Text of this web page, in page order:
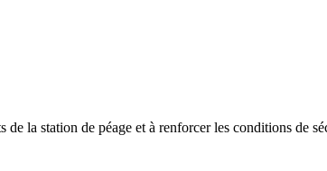
la station de péage et à renforcer les conditions de